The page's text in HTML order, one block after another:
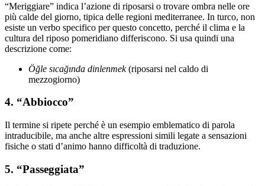
“Meriggiare” indica l’azione di riposarsi o trovare ombra nelle ore
più calde del giorno, tipica delle regioni mediterranee. In turco, non
esiste un verbo specifico per questo concetto, perché il clima e la
cultura del riposo pomeridiano differiscono. Si usa quindi una
descrizione come:
Öğle sıcağında dinlenmek(riposarsi nel caldo di
mezzogiorno)
4. “Abbiocco”
Il termine si ripete perché è un esempio emblematico di parola
intraducibile, ma anche altre espressioni simili legate a sensazioni
fisiche o stati d’animo hanno difficoltà di traduzione.
5. “Passeggiata”